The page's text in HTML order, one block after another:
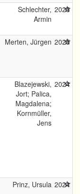
Schlechter,
Armin
2025
Merten, Jürgen 2025
Blazejewski,
Jort; Palica,
Magdalena;
Kornmüller,
Jens
2024
Prinz, Ursula 2024